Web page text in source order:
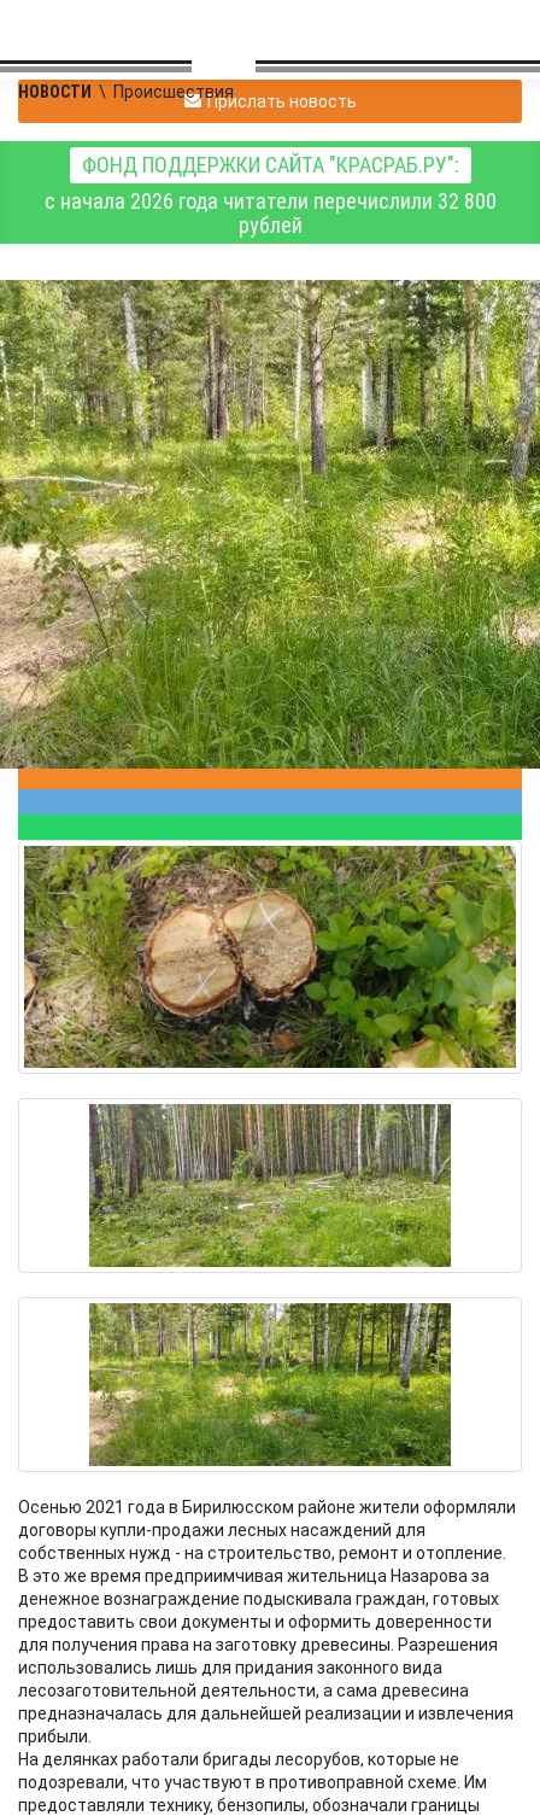
НОВОСТИ \ ПроисшествияПрислать новость
ФОНД ПОДДЕРЖКИ САЙТА "КРАСРАБ.РУ":
с начала 2026 года читатели перечислили 32 800
рублей
В Бирилюсском округе
перед судом
предстанут пятеро
организаторов
незаконной рубки
Происшествия
17.06.2026 10:58 424
Осенью 2021 года в Бирилюсском районе жители оформляли
договоры купли-продажи лесных насаждений для
собственных нужд - на строительство, ремонт и отопление.
В это же время предприимчивая жительница Назарова за
денежное вознаграждение подыскивала граждан, готовых
предоставить свои документы и оформить доверенности
для получения права на заготовку древесины. Разрешения
использовались лишь для придания законного вида
лесозаготовительной деятельности, а сама древесина
предназначалась для дальнейшей реализации и извлечения
прибыли.
На делянках работали бригады лесорубов, которые не
подозревали, что участвуют в противоправной схеме. Им
предоставляли технику, бензопилы, обозначали границы